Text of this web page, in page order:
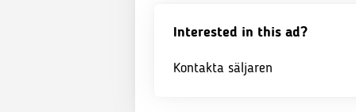
Interested in this ad?
Kontakta säljaren